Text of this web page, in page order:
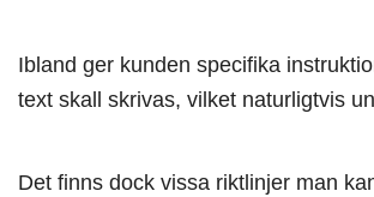
Ibland ger kunden specifika
text skall skrivas, vilket naturligtvis
Det finns dock vissa riktlinjer man